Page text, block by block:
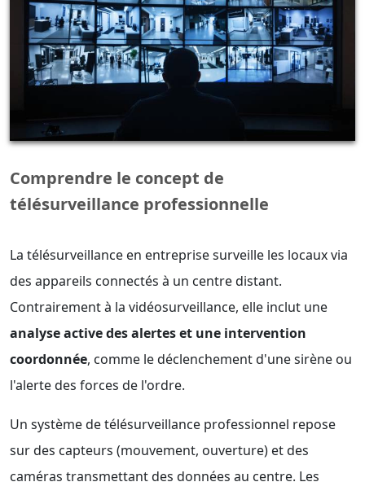
Comprendre le concept de
télésurveillance professionnelle
La télésurveillance en entreprise surveille les locaux via
des appareils connectés à un centre distant.
Contrairement à la vidéosurveillance, elle inclut une
analyse active des alertes et une intervention
coordonnée, comme le déclenchement d'une sirène ou
l'alerte des forces de l'ordre.
Un système de télésurveillance professionnel repose
sur des capteurs (mouvement, ouverture) et des
caméras transmettant des données au centre. Les